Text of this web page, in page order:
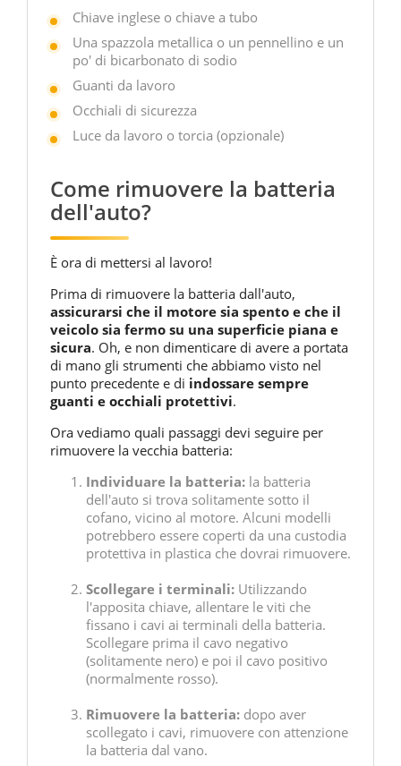
Chiave inglese o chiave a tubo
Una spazzola metallica o un pennellino e un
po' di bicarbonato di sodio
Guanti da lavoro
Occhiali di sicurezza
Luce da lavoro o torcia (opzionale)
Come rimuovere la batteria
dell'auto?
È ora di mettersi al lavoro!
Prima di rimuovere la batteria dall'auto,
assicurarsi che il motore sia spento e che il
veicolo sia fermo su una superficie piana e
sicura. Oh, e non dimenticare di avere a portata
di mano gli strumenti che abbiamo visto nel
punto precedente e di indossare sempre
guanti e occhiali protettivi.
Ora vediamo quali passaggi devi seguire per
rimuovere la vecchia batteria:
Individuare la batteria: la batteria
dell'auto si trova solitamente sotto il
cofano, vicino al motore. Alcuni modelli
potrebbero essere coperti da una custodia
protettiva in plastica che dovrai rimuovere.
Scollegare i terminali: Utilizzando
l'apposita chiave, allentare le viti che
fissano i cavi ai terminali della batteria.
Scollegare prima il cavo negativo
(solitamente nero) e poi il cavo positivo
(normalmente rosso).
Rimuovere la batteria: dopo aver
scollegato i cavi, rimuovere con attenzione
la batteria dal vano.